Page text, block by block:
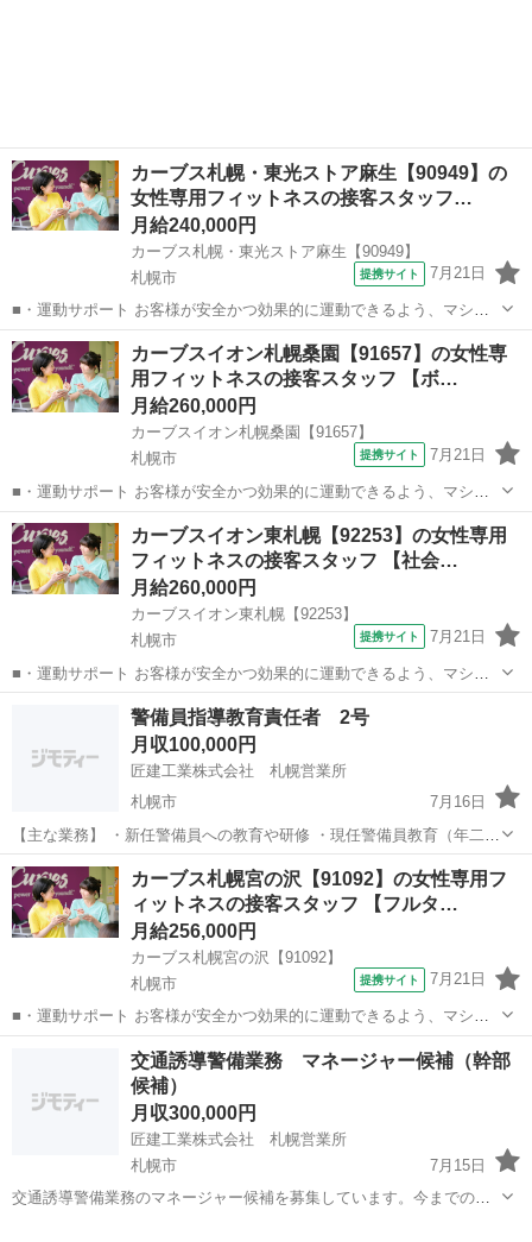
カーブス札幌・東光ストア麻生【90949】の
女性専用フィットネスの接客スタッフ…
月給240,000円
カーブス札幌・東光ストア麻生【90949】
札幌市
提携サイト 7月21日
■・運動サポート お客様が安全かつ効果的に運動できるよう、マシン
の使い方をアドバイスします。運動が初めての方や苦手な方がほとん
どなので、難しい指導はありません。「今日はこの動きを意識しまし
ょう！」といったお声がけをしながら、...
北海道 札幌市 その他
カーブスイオン札幌桑園【91657】の女性専
用フィットネスの接客スタッフ 【ボ…
月給260,000円
カーブスイオン札幌桑園【91657】
札幌市
提携サイト 7月21日
■・運動サポート お客様が安全かつ効果的に運動できるよう、マシン
の使い方をアドバイスします。運動が初めての方や苦手な方がほとん
どなので、難しい指導はありません。「今日はこの動きを意識しまし
ょう！」といったお声がけをしながら、...
北海道 札幌市 その他
カーブスイオン東札幌【92253】の女性専用
フィットネスの接客スタッフ 【社会…
月給260,000円
カーブスイオン東札幌【92253】
札幌市
提携サイト 7月21日
■・運動サポート お客様が安全かつ効果的に運動できるよう、マシン
の使い方をアドバイスします。運動が初めての方や苦手な方がほとん
どなので、難しい指導はありません。「今日はこの動きを意識しまし
ょう！」といったお声がけをしながら、...
札幌市 その他
警備員指導教育責任者 2号
月収100,000円
匠建工業株式会社 札幌営業所
札幌市
7月16日
【主な業務】 ・新任警備員への教育や研修 ・現任警備員教育（年二
回） ・交通誘導警備の指導・教育 ・警備業法に基づく教育業務 ・警
備員の安全教育や指導 ・教育記録などの書類作成 マイカー通勤ＯＫ：
無料駐車場...
北海道 札幌市 その他
カーブス札幌宮の沢【91092】の女性専用フ
ィットネスの接客スタッフ 【フルタ…
月給256,000円
カーブス札幌宮の沢【91092】
札幌市
提携サイト 7月21日
■・運動サポート お客様が安全かつ効果的に運動できるよう、マシン
の使い方をアドバイスします。運動が初めての方や苦手な方がほとん
どなので、難しい指導はありません。「今日はこの動きを意識しまし
ょう！」といったお声がけをしながら、...
札幌市 その他
交通誘導警備業務 マネージャー候補（幹部
候補）
月収300,000円
匠建工業株式会社 札幌営業所
札幌市
7月15日
交通誘導警備業務のマネージャー候補を募集しています。今までの経